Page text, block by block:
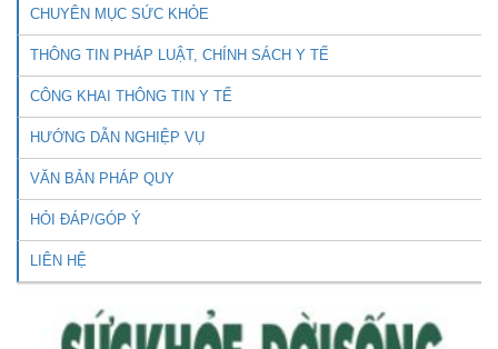
CHUYÊN MỤC SỨC KHỎE
THÔNG TIN PHÁP LUẬT, CHÍNH SÁCH Y TẾ
CÔNG KHAI THÔNG TIN Y TẾ
HƯỚNG DẪN NGHIỆP VỤ
VĂN BẢN PHÁP QUY
HỎI ĐÁP/GÓP Ý
LIÊN HỆ